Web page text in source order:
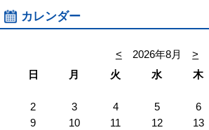
カレンダー
< 2026年8月
>
日
月 火 水 木
2
3 4 5 6
9
10 11 12 13